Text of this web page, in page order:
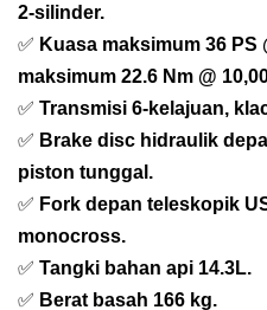
2-silinder.
✅ Kuasa maksimum 36 PS
maksimum 22.6 Nm @
✅ Transmisi 6-kelajuan,
✅ Brake disc hidraulik
piston tunggal.
✅ Fork depan teleskopik
monocross.
✅ Tangki bahan api 14.3L.
✅ Berat basah 166 kg.